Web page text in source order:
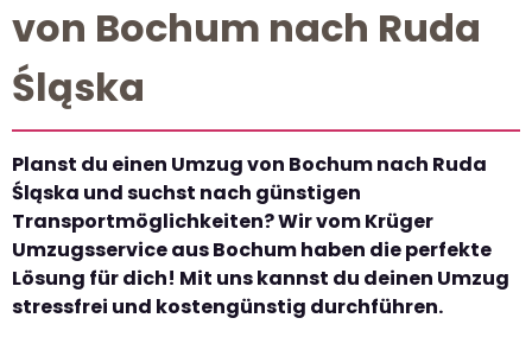
von Bochum nach Ruda
Śląska
Planst du einen Umzug von Bochum nach Ruda
Śląska und suchst nach günstigen
Transportmöglichkeiten? Wir vom Krüger
Umzugsservice aus Bochum haben die perfekte
Lösung für dich! Mit uns kannst du deinen Umzug
stressfrei und kostengünstig durchführen.